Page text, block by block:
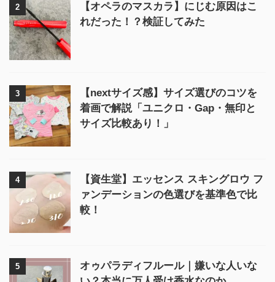
2
【オペラのマスカラ】にじむ原因はこ
れだった！？検証してみた
3
【nextサイズ感】サイズ選びのコツを
着画で解説「ユニクロ・Gap・無印と
サイズ比較あり！」
4
【資生堂】エッセンス スキングロウ フ
ァンデーションの色選びを基準色で比
較！
5
オゥパラディフルール｜嫌いな人いな